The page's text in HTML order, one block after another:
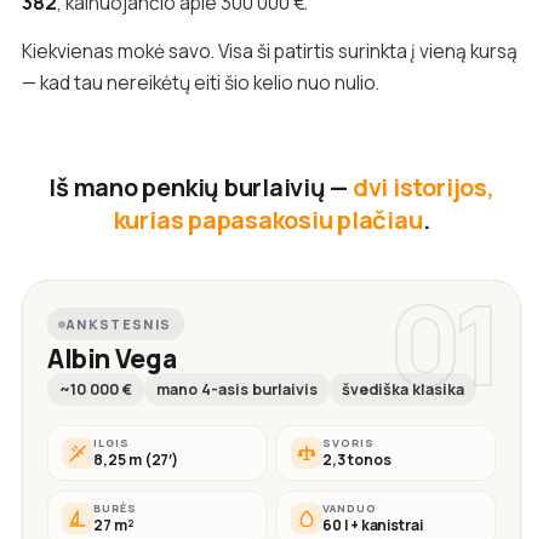
Kiekvienas mokė savo. Visa ši patirtis surinkta į vieną kursą
— kad tau nereikėtų eiti šio kelio nuo nulio.
Iš mano penkių burlaivių — dvi istorijos,
kurias papasakosiu plačiau.
01
ANKSTESNIS
Albin Vega
~10 000 € mano 4-asis burlaivis švediška klasika
ILGIS
8,25 m (27′)
SVORIS
2,3 tonos
BURĖS
27 m²
VANDUO
60 l + kanistrai